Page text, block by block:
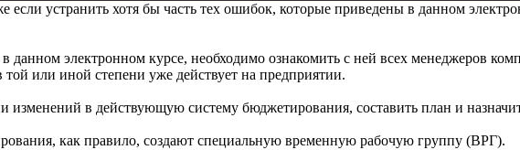
устранить хотя бы часть тех ошибок, которые приведены в данном
электронном курсе, необходимо ознакомить с ней всех менеджеров
или иной степени уже действует на предприятии.
в действующую систему бюджетирования, составить план и
как правило, создают специальную временную рабочую группу (ВРГ).